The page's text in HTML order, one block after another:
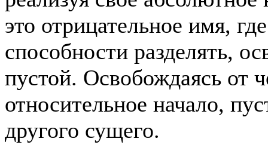
это отрицательное имя,
способности разделять,
пустой. Освобождаясь от
относительное начало,
другого сущего.